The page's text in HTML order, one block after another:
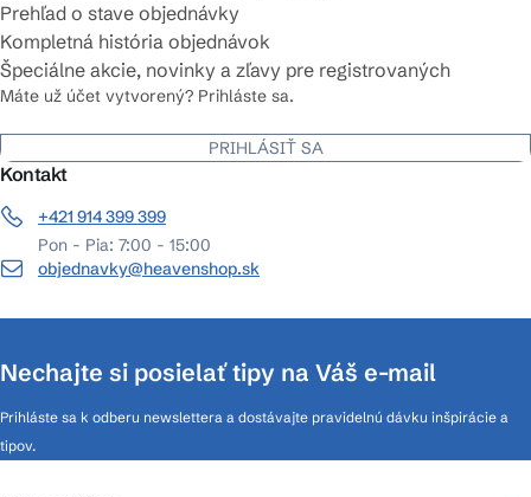
Prehľad o stave objednávky
Kompletná história objednávok
Špeciálne akcie, novinky a zľavy pre registrovaných
Máte už účet vytvorený? Prihláste sa.
PRIHLÁSIŤ SA
Kontakt
+421 914 399 399
Pon - Pia: 7:00 - 15:00
objednavky@heavenshop.sk
Nechajte si posielať tipy na Váš e-mail
Prihláste sa k odberu newslettera a dostávajte pravidelnú dávku inšpirácie a
tipov.